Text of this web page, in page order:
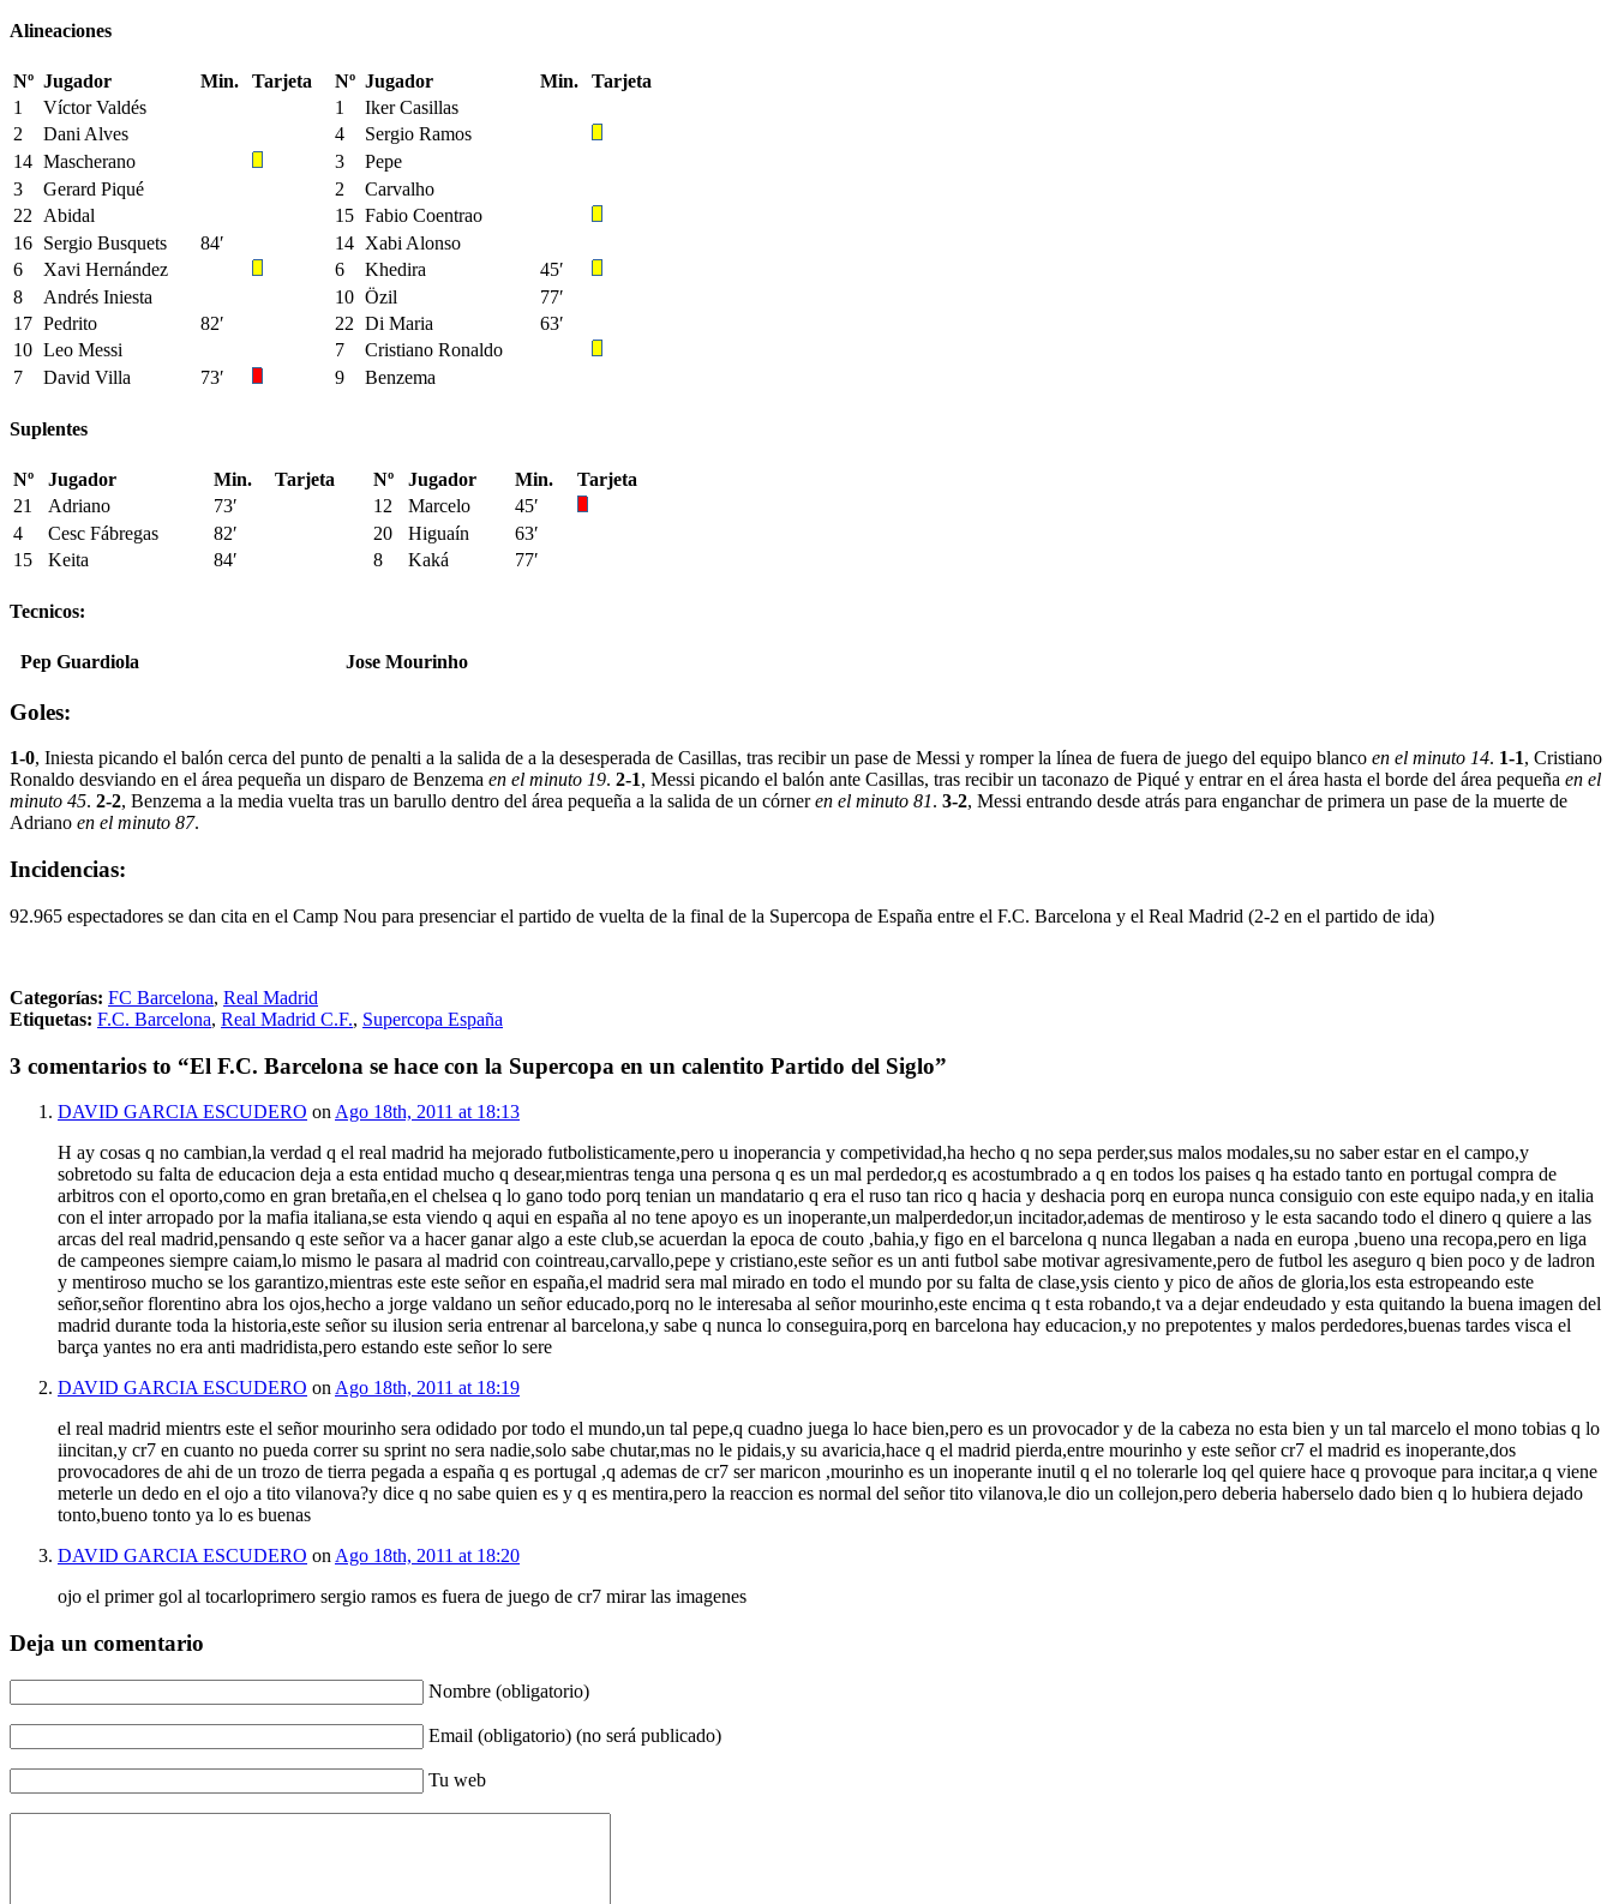
Alineaciones
Nº Jugador Min. Tarjeta Nº Jugador Min.
Tarjeta
1
Víctor Valdés 1
Iker Casillas
2
Dani Alves 4
Sergio Ramos
14 Mascherano 3
Pepe
3
Gerard Piqué 2
Carvalho
22
Abidal 15 Fabio Coentrao
16 Sergio Busquets 84′ 14 Xabi Alonso
6
Xavi Hernández 6 Khedira
45′
8
Andrés Iniesta 10 Özil
77′
17 Pedrito 82′ 22 Di Maria
63′
10 Leo Messi 7
Cristiano Ronaldo
7
David Villa 73′ 9 Benzema
Suplentes
Nº Jugador Min. Tarjeta Nº Jugador Min.
Tarjeta
21
Adriano 73′ 12 Marcelo
45′
4
Cesc Fábregas 82′ 20 Higuaín
63′
15
Keita 84′ 8 Kaká 77′
Tecnicos:
Pep Guardiola Jose Mourinho
Goles:
1-0, Iniesta picando el balón cerca del punto de penalti a la salida de a la desesperada de Casillas, tras recibir un pase de Messi y romper la línea de fuera de juego del equipo blanco en el minuto 14. 1-1, Cristiano
Ronaldo desviando en el área pequeña un disparo de Benzema en el minuto 19. 2-1, Messi picando el balón ante Casillas, tras recibir un taconazo de Piqué y entrar en el área hasta el borde del área pequeña en el
minuto 45. 2-2, Benzema a la media vuelta tras un barullo dentro del área pequeña a la salida de un córneren el minuto 81. 3-2, Messi entrando desde atrás para enganchar de primera un pase de la muerte de
Adriano en el minuto 87.
Incidencias:
92.965 espectadores se dan cita en el Camp Nou para presenciar el partido de vuelta de la final de la Supercopa de España entre el F.C. Barcelona y el Real Madrid (2-2 en el partido de ida)
Categorías: FC Barcelona, Real Madrid
Etiquetas: F.C. Barcelona, Real Madrid C.F., Supercopa España
3 comentarios to “El F.C. Barcelona se hace con la Supercopa en un calentito Partido del Siglo”
DAVID GARCIA ESCUDERO on Ago 18th, 2011 at 18:13
H ay cosas q no cambian,la verdad q el real madrid ha mejorado futbolisticamente,pero u inoperancia y competividad,ha hecho q no sepa perder,sus malos modales,su no saber estar en el campo,y
sobretodo su falta de educacion deja a esta entidad mucho q desear,mientras tenga una persona q es un mal perdedor,q es acostumbrado a q en todos los paises q ha estado tanto en portugal compra de
arbitros con el oporto,como en gran bretaña,en el chelsea q lo gano todo porq tenian un mandatario q era el ruso tan rico q hacia y deshacia porq en europa nunca consiguio con este equipo nada,y en italia
con el inter arropado por la mafia italiana,se esta viendo q aqui en españa al no tene apoyo es un inoperante,un malperdedor,un incitador,ademas de mentiroso y le esta sacando todo el dinero q quiere a las
arcas del real madrid,pensando q este señor va a hacer ganar algo a este club,se acuerdan la epoca de couto ,bahia,y figo en el barcelona q nunca llegaban a nada en europa ,bueno una recopa,pero en liga
de campeones siempre caiam,lo mismo le pasara al madrid con cointreau,carvallo,pepe y cristiano,este señor es un anti futbol sabe motivar agresivamente,pero de futbol les aseguro q bien poco y de ladron
y mentiroso mucho se los garantizo,mientras este este señor en españa,el madrid sera mal mirado en todo el mundo por su falta de clase,ysis ciento y pico de años de gloria,los esta estropeando este
señor,señor florentino abra los ojos,hecho a jorge valdano un señor educado,porq no le interesaba al señor mourinho,este encima q t esta robando,t va a dejar endeudado y esta quitando la buena imagen del
madrid durante toda la historia,este señor su ilusion seria entrenar al barcelona,y sabe q nunca lo conseguira,porq en barcelona hay educacion,y no prepotentes y malos perdedores,buenas tardes visca el
barça yantes no era anti madridista,pero estando este señor lo sere
DAVID GARCIA ESCUDERO on Ago 18th, 2011 at 18:19
el real madrid mientrs este el señor mourinho sera odidado por todo el mundo,un tal pepe,q cuadno juega lo hace bien,pero es un provocador y de la cabeza no esta bien y un tal marcelo el mono tobias q lo
iincitan,y cr7 en cuanto no pueda correr su sprint no sera nadie,solo sabe chutar,mas no le pidais,y su avaricia,hace q el madrid pierda,entre mourinho y este señor cr7 el madrid es inoperante,dos
provocadores de ahi de un trozo de tierra pegada a españa q es portugal ,q ademas de cr7 ser maricon ,mourinho es un inoperante inutil q el no tolerarle loq qel quiere hace q provoque para incitar,a q viene
meterle un dedo en el ojo a tito vilanova?y dice q no sabe quien es y q es mentira,pero la reaccion es normal del señor tito vilanova,le dio un collejon,pero deberia haberselo dado bien q lo hubiera dejado
tonto,bueno tonto ya lo es buenas
DAVID GARCIA ESCUDERO on Ago 18th, 2011 at 18:20
ojo el primer gol al tocarloprimero sergio ramos es fuera de juego de cr7 mirar las imagenes
Deja un comentario
Nombre (obligatorio)
Email (obligatorio) (no será publicado)
Tu web